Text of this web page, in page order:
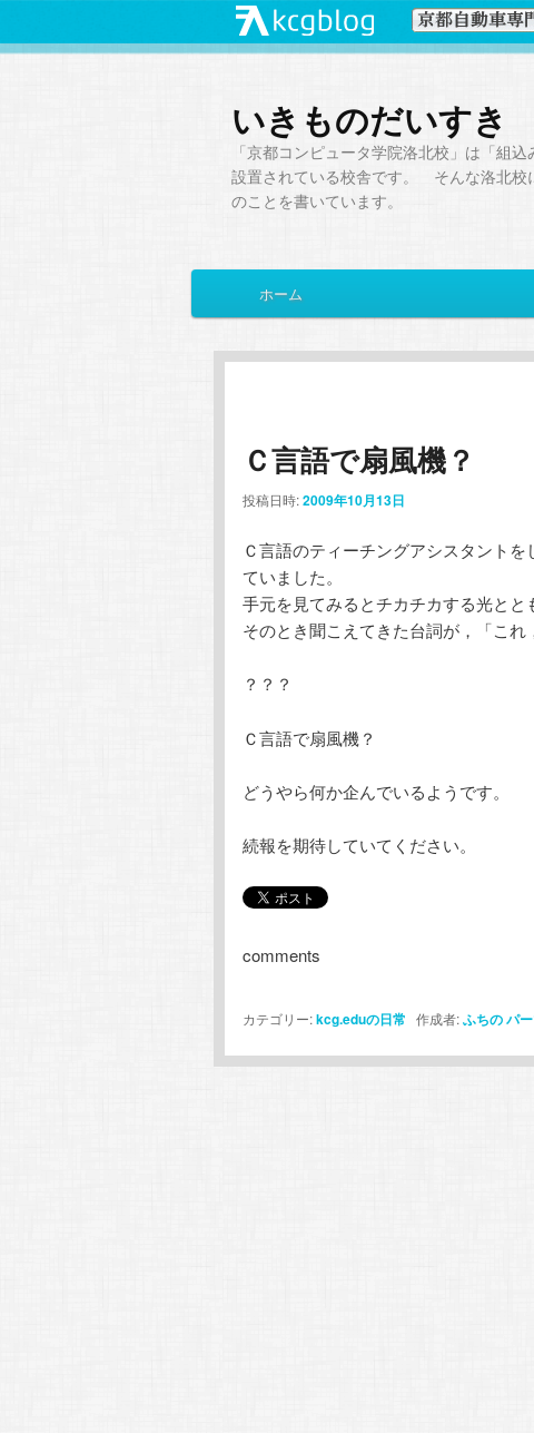
いきものだいすき
「京都コンピュータ学院洛北校」は「組
設置されている校舎です。 そんな洛北校
のことを書いています。
イ
メ
イ
コ
ン
テ
ン
ツ
へ
移
動
サ
ブ
ン
テ
ン
ツ
へ
移
動
ホーム
Ｃ言語で扇風機？
投稿日時:2009年10月13日
Ｃ言語のティーチングアシスタントを
ていました。
手元を見てみるとチカチカする光とと
そのとき聞こえてきた台詞が，「これ
？？？
Ｃ言語で扇風機？
どうやら何か企んでいるようです。
続報を期待していてください。
comments
カテゴリー:kcg.eduの日常 作成者:ふちのパ